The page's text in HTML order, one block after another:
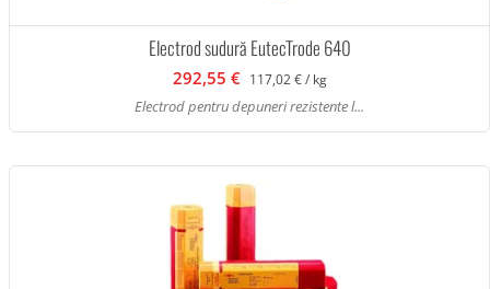
Electrod sudură EutecTrode 640
292,55 € 117,02 € / kg
Electrod pentru depuneri rezistente l...